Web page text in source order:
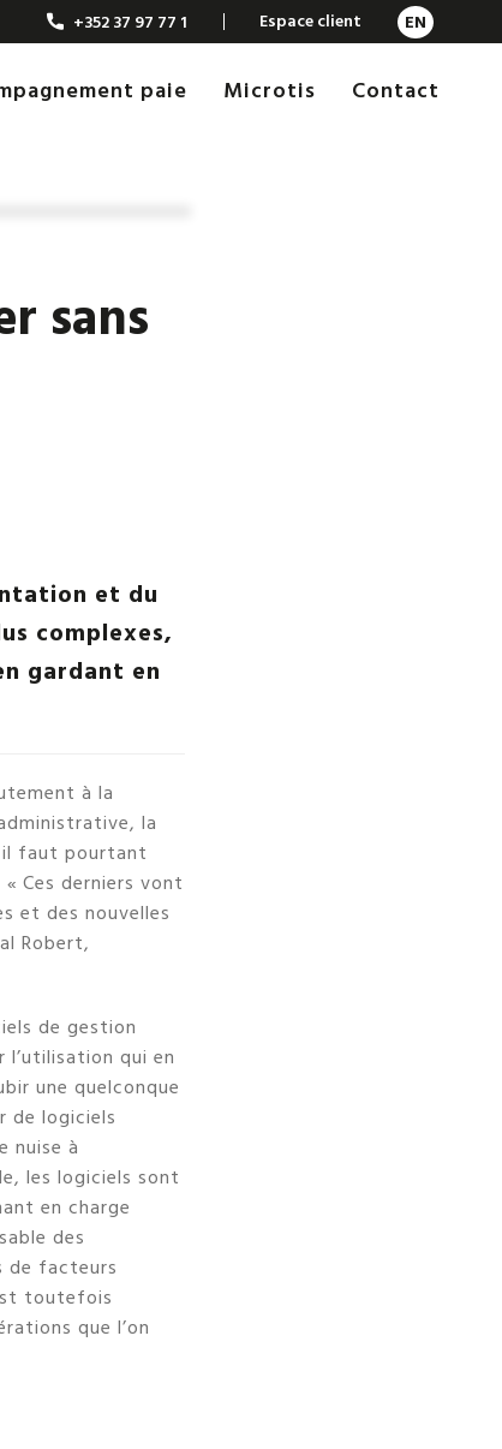
+352 37 97 77 1 Espace client EN
paie Microtis Contact
sans
et du
complexes,
gardant en
à la
la
il faut pourtant
Ces derniers vont
et des nouvelles
Robert,
de gestion
qui en
une quelconque
de logiciels
nuise à
les logiciels sont
en charge
des
de facteurs
toutefois
que l’on